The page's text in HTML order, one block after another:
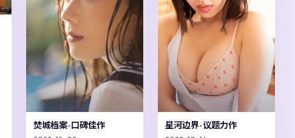
焚城档案·口碑佳作 星河边界·议题力作